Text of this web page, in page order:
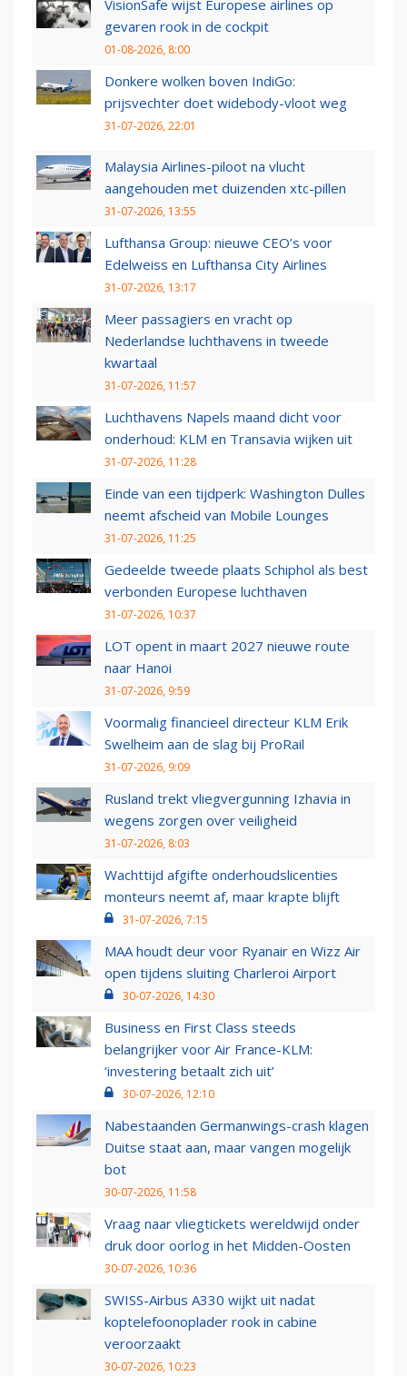
VisionSafe wijst Europese airlines op
gevaren rook in de cockpit
01-08-2026, 8:00
Donkere wolken boven IndiGo:
prijsvechter doet widebody-vloot weg
31-07-2026, 22:01
Malaysia Airlines-piloot na vlucht
aangehouden met duizenden xtc-pillen
31-07-2026, 13:55
Lufthansa Group: nieuwe CEO’s voor
Edelweiss en Lufthansa City Airlines
31-07-2026, 13:17
Meer passagiers en vracht op
Nederlandse luchthavens in tweede
kwartaal
31-07-2026, 11:57
Luchthavens Napels maand dicht voor
onderhoud: KLM en Transavia wijken uit
31-07-2026, 11:28
Einde van een tijdperk: Washington Dulles
neemt afscheid van Mobile Lounges
31-07-2026, 11:25
Gedeelde tweede plaats Schiphol als best
verbonden Europese luchthaven
31-07-2026, 10:37
LOT opent in maart 2027 nieuwe route
naar Hanoi
31-07-2026, 9:59
Voormalig financieel directeur KLM Erik
Swelheim aan de slag bij ProRail
31-07-2026, 9:09
Rusland trekt vliegvergunning Izhavia in
wegens zorgen over veiligheid
31-07-2026, 8:03
Wachttijd afgifte onderhoudslicenties
monteurs neemt af, maar krapte blijft
31-07-2026, 7:15
MAA houdt deur voor Ryanair en Wizz Air
open tijdens sluiting Charleroi Airport
30-07-2026, 14:30
Business en First Class steeds
belangrijker voor Air France-KLM:
‘investering betaalt zich uit’
30-07-2026, 12:10
Nabestaanden Germanwings-crash klagen
Duitse staat aan, maar vangen mogelijk
bot
30-07-2026, 11:58
Vraag naar vliegtickets wereldwijd onder
druk door oorlog in het Midden-Oosten
30-07-2026, 10:36
SWISS-Airbus A330 wijkt uit nadat
koptelefoonoplader rook in cabine
veroorzaakt
30-07-2026, 10:23